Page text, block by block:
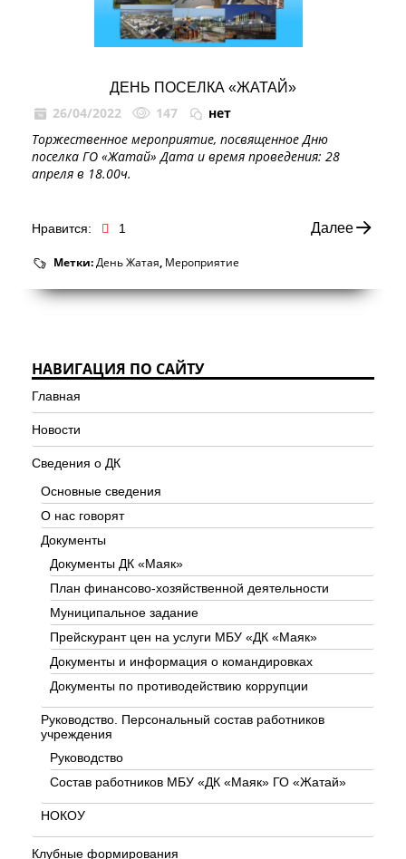
ДЕНЬ ПОСЕЛКА «ЖАТАЙ»
26/04/2022 147
нет
Торжественное мероприятие, посвященное Дню
поселка ГО «Жатай» Дата и время проведения: 28
апреля в 18.00ч.
Нравится: 1 Далее
Метки: День Жатая, Мероприятие
НАВИГАЦИЯ ПО САЙТУ
Главная
Новости
Сведения о ДК
Основные сведения
О нас говорят
Документы
Документы ДК «Маяк»
План финансово-хозяйственной деятельности
Муниципальное задание
Прейскурант цен на услуги МБУ «ДК «Маяк»
Документы и информация о командировках
Документы по противодействию коррупции
Руководство. Персональный состав работников
учреждения
Руководство
Состав работников МБУ «ДК «Маяк» ГО «Жатай»
НОКОУ
Клубные формирования